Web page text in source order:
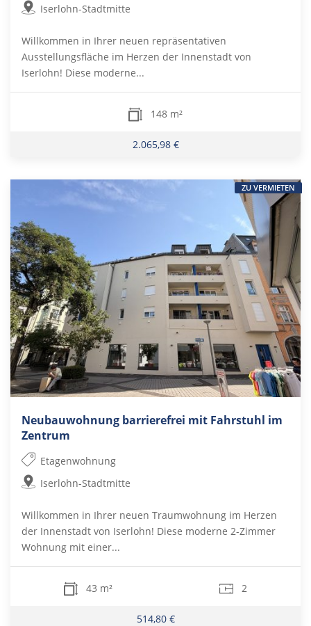
Iserlohn-Stadtmitte
Willkommen in Ihrer neuen repräsentativen
Ausstellungsfläche im Herzen der Innenstadt von
Iserlohn! Diese moderne...
148 m²
2.065,98 €
Neubauwohnung barrierefrei mit Fahrstuhl im
Zentrum
Etagenwohnung
Iserlohn-Stadtmitte
Willkommen in Ihrer neuen Traumwohnung im Herzen
der Innenstadt von Iserlohn! Diese moderne 2-Zimmer
Wohnung mit einer...
43 m² 2
514,80 €
ZU VERMIETEN